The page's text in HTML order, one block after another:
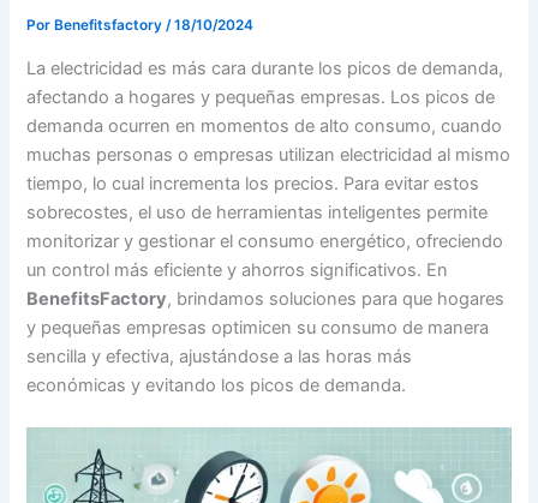
Por Benefitsfactory/18/10/2024
La electricidad es más cara durante los picos de demanda,
afectando a hogares y pequeñas empresas. Los picos de
demanda ocurren en momentos de alto consumo, cuando
muchas personas o empresas utilizan electricidad al mismo
tiempo, lo cual incrementa los precios. Para evitar estos
sobrecostes, el uso de herramientas inteligentes permite
monitorizar y gestionar el consumo energético, ofreciendo
un control más eficiente y ahorros significativos. En
BenefitsFactory, brindamos soluciones para que hogares
y pequeñas empresas optimicen su consumo de manera
sencilla y efectiva, ajustándose a las horas más
económicas y evitando los picos de demanda.